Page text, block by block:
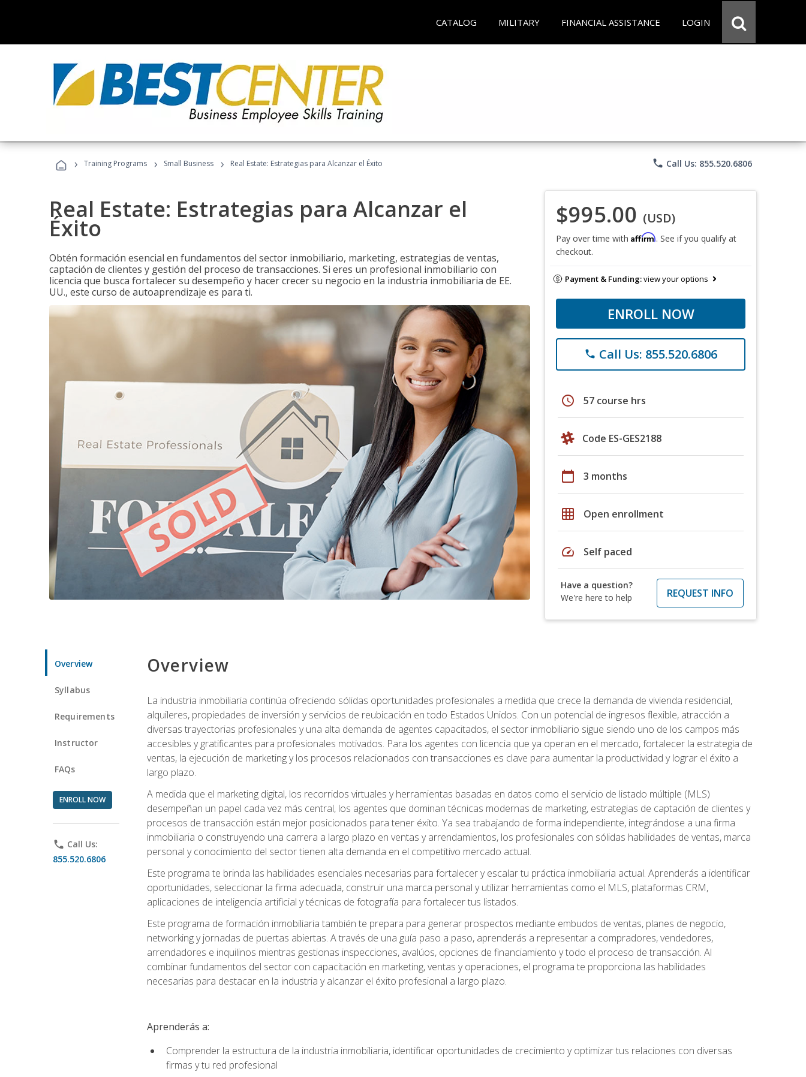
CATALOG MILITARY FINANCIAL ASSISTANCE LOGIN
› Training Programs › Small Business › Real Estate: Estrategias para Alcanzar el Éxito phone Call Us: 855.520.6806
Real Estate: Estrategias para Alcanzar el
Éxito
Obtén formación esencial en fundamentos del sector inmobiliario, marketing, estrategias de ventas,
captación de clientes y gestión del proceso de transacciones. Si eres un profesional inmobiliario con
licencia que busca fortalecer su desempeño y hacer crecer su negocio en la industria inmobiliaria de EE.
UU., este curso de autoaprendizaje es para ti.
$995.00 (USD)
Pay over time with Affirm. See if you qualify at
checkout.
Payment & Funding:view your options
ENROLL NOW
phone Call Us: 855.520.6806
schedule 57 course hrs
Code ES-GES2188
calendar_today 3 months
grid_on Open enrollment
speed Self paced
Have a question?
We're here to help
REQUEST INFO
Overview
Syllabus
Requirements
Instructor
FAQs
ENROLL NOW
phone Call Us:
855.520.6806
Overview
La industria inmobiliaria continúa ofreciendo sólidas oportunidades profesionales a medida que crece la demanda de vivienda residencial,
alquileres, propiedades de inversión y servicios de reubicación en todo Estados Unidos. Con un potencial de ingresos flexible, atracción a
diversas trayectorias profesionales y una alta demanda de agentes capacitados, el sector inmobiliario sigue siendo uno de los campos más
accesibles y gratificantes para profesionales motivados. Para los agentes con licencia que ya operan en el mercado, fortalecer la estrategia de
ventas, la ejecución de marketing y los procesos relacionados con transacciones es clave para aumentar la productividad y lograr el éxito a
largo plazo.
A medida que el marketing digital, los recorridos virtuales y herramientas basadas en datos como el servicio de listado múltiple (MLS)
desempeñan un papel cada vez más central, los agentes que dominan técnicas modernas de marketing, estrategias de captación de clientes y
procesos de transacción están mejor posicionados para tener éxito. Ya sea trabajando de forma independiente, integrándose a una firma
inmobiliaria o construyendo una carrera a largo plazo en ventas y arrendamientos, los profesionales con sólidas habilidades de ventas, marca
personal y conocimiento del sector tienen alta demanda en el competitivo mercado actual.
Este programa te brinda las habilidades esenciales necesarias para fortalecer y escalar tu práctica inmobiliaria actual. Aprenderás a identificar
oportunidades, seleccionar la firma adecuada, construir una marca personal y utilizar herramientas como el MLS, plataformas CRM,
aplicaciones de inteligencia artificial y técnicas de fotografía para fortalecer tus listados.
Este programa de formación inmobiliaria también te prepara para generar prospectos mediante embudos de ventas, planes de negocio,
networking y jornadas de puertas abiertas. A través de una guía paso a paso, aprenderás a representar a compradores, vendedores,
arrendadores e inquilinos mientras gestionas inspecciones, avalúos, opciones de financiamiento y todo el proceso de transacción. Al
combinar fundamentos del sector con capacitación en marketing, ventas y operaciones, el programa te proporciona las habilidades
necesarias para destacar en la industria y alcanzar el éxito profesional a largo plazo.
Aprenderás a:
Comprender la estructura de la industria inmobiliaria, identificar oportunidades de crecimiento y optimizar tus relaciones con diversas
firmas y tu red profesional